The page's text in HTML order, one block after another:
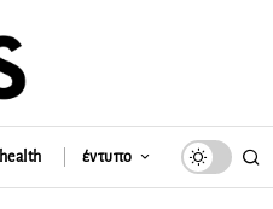
health έντυπο